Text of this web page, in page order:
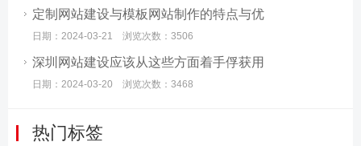
定制网站建设与模板网站制作的特点与优
日期：2024-03-21 浏览次数：3506
深圳网站建设应该从这些方面着手俘获用
日期：2024-03-20 浏览次数：3468
热门标签